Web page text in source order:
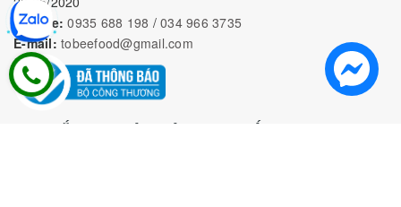
Hotline: 0935 688 198 / 034 966 3735
E-mail: tobeefood@gmail.com
MUA SẮM NGUYÊN LIỆU PHA CHẾ